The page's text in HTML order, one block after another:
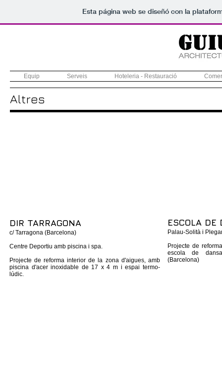
Esta página web se diseñó con la
Equip Serveis Hoteleria - Restauració
Altres
DIR TARRAGONA
c/ Tarragona (Barcelona)
Centre Deportiu amb piscina i spa.
Projecte de reforma interior de la zona d'aigues, amb
piscina d'acer inoxidable de 17 x 4 m i espai termo‐
lúdic.
ESCOLA DE
Palau‐Solità i
Projecte de
escola de
(Barcelona)